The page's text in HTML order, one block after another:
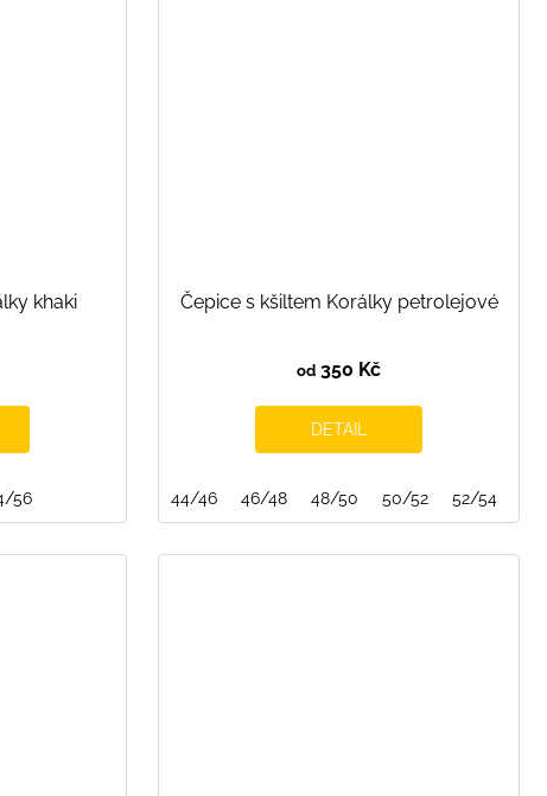
khaki
56
Čepice s kšiltem Korálky petrolejové
od 350 Kč
DETAIL
44/46 46/48 48/50 50/52 52/54